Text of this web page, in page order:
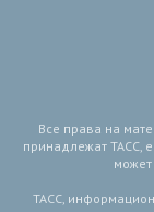
Все права на
принадлежат ТАСС,
ТАСС,